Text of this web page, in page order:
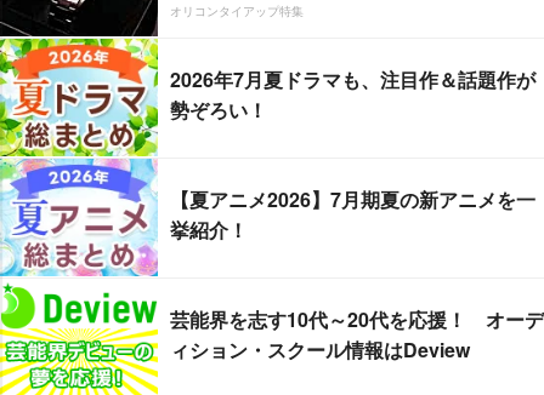
オリコンタイアップ特集
2026年7月夏ドラマも、注目作＆話題作が
勢ぞろい！
【夏アニメ2026】7月期夏の新アニメを一
挙紹介！
芸能界を志す10代～20代を応援！ オーデ
ィション・スクール情報はDeview